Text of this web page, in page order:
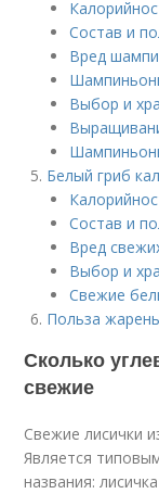
Состав и
Вред
Выбор и
Белый гриб
Состав и
Вред
Выбор и
Свежие
Польза
Сколько
свежие
Свежие лисички
Является
названия: